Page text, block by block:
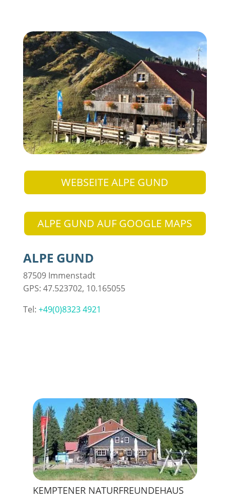
WEBSEITE ALPE GUND
ALPE GUND AUF GOOGLE MAPS
ALPE GUND
87509 Immenstadt
GPS: 47.523702, 10.165055
Tel: +49(0)8323 4921
KEMPTENER NATURFREUNDEHAUS